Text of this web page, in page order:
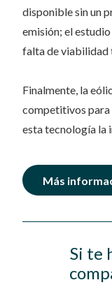
disponible sin un
emisión; el
falta de viabilidad
Finalmente, la
competitivos para
esta tecnología la
Más
Si te